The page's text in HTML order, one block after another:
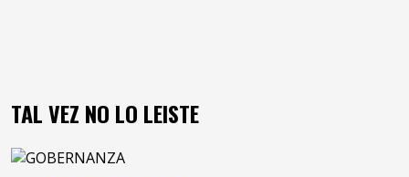
TAL VEZ NO LO LEISTE